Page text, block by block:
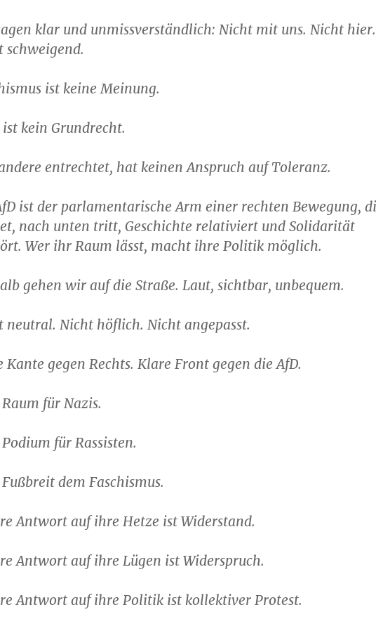
klar und unmissverständlich: Nicht mit uns. Nicht hier.
schweigend.
ist keine Meinung.
ist kein Grundrecht.
entrechtet, hat keinen Anspruch auf Toleranz.
ist der parlamentarische Arm einer rechten Bewegung,
nach unten tritt, Geschichte relativiert und Solidarität
Wer ihr Raum lässt, macht ihre Politik möglich.
gehen wir auf die Straße. Laut, sichtbar, unbequem.
neutral. Nicht höflich. Nicht angepasst.
Kante gegen Rechts. Klare Front gegen die AfD.
für Nazis.
für Rassisten.
dem Faschismus.
Antwort auf ihre Hetze ist Widerstand.
Antwort auf ihre Lügen ist Widerspruch.
Antwort auf ihre Politik ist kollektiver Protest.